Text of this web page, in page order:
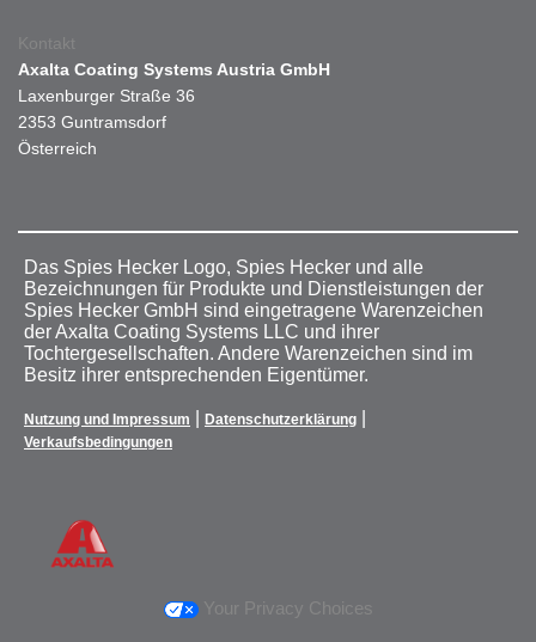
Kontakt
Axalta Coating Systems Austria GmbH
Laxenburger Straße 36
2353 Guntramsdorf
Österreich
Das Spies Hecker Logo, Spies Hecker und alle
Bezeichnungen für Produkte und Dienstleistungen der
Spies Hecker GmbH sind eingetragene Warenzeichen
der Axalta Coating Systems LLC und ihrer
Tochtergesellschaften. Andere Warenzeichen sind im
Besitz ihrer entsprechenden Eigentümer.
Nutzung und Impressum Datenschutzerklärung
Verkaufsbedingungen
Your Privacy Choices